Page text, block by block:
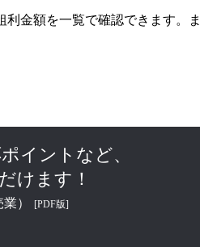
金額を一覧で確認できます。ま
イントなど、
けます！
） [PDF版]